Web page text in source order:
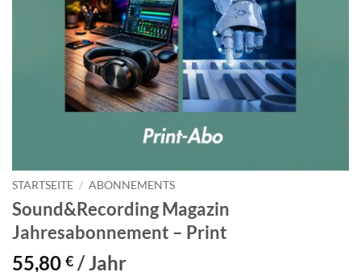
STARTSEITE / ABONNEMENTS
Sound&Recording Magazin
Jahresabonnement – Print
55,80 € / Jahr